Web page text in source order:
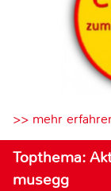
>> mehr
Topthema:
musegg